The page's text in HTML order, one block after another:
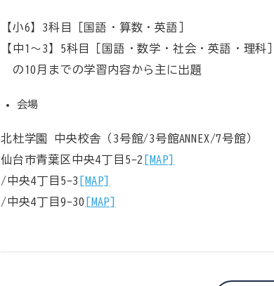
【小6】3科目［国語・算数・英語］
【中1～3】5科目［国語・数学・社会・英語・理科］
の10月までの学習内容から主に出題
会場
北杜学園 中央校舎（3号館/3号館ANNEX/7号館）
仙台市青葉区中央4丁目5-2 [MAP]
/中央4丁目5-3 [MAP]
/中央4丁目9-30 [MAP]